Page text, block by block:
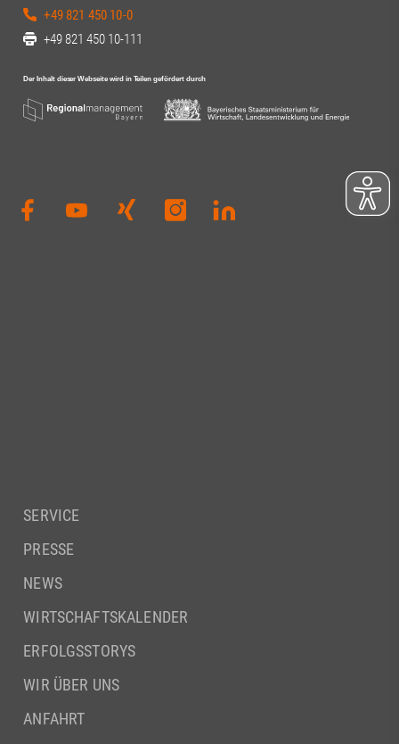
+49 821 450 10-0
+49 821 450 10-111
SERVICE
PRESSE
NEWS
WIRTSCHAFTSKALENDER
ERFOLGSSTORYS
WIR ÜBER UNS
ANFAHRT